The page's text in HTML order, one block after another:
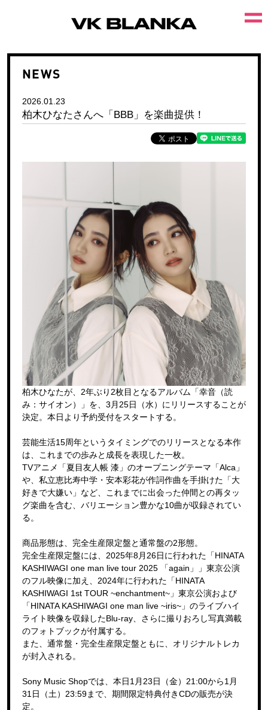
NEWS
2026.01.23
柏木ひなたさんへ「BBB」を楽曲提供！
柏木ひなたが、2年ぶり2枚目となるアルバム「幸音（読
み：サイオン）」を、3月25日（水）にリリースすることが
決定。本日より予約受付をスタートする。
芸能生活15周年というタイミングでのリリースとなる本作
は、これまでの歩みと成長を表現した一枚。
TVアニメ「夏目友人帳 漆」のオープニングテーマ「Alca」
や、私立恵比寿中学・安本彩花が作詞作曲を手掛けた「大
好きで大嫌い」など、これまでに出会った仲間との再タッ
グ楽曲を含む、バリエーション豊かな10曲が収録されてい
る。
商品形態は、完全生産限定盤と通常盤の2形態。
完全生産限定盤には、2025年8月26日に行われた「HINATA
KASHIWAGI one man live tour 2025 「again」」東京公演
のフル映像に加え、2024年に行われた「HINATA
KASHIWAGI 1st TOUR ~enchantment~」東京公演および
「HINATA KASHIWAGI one man live ~iris~」のライブハイ
ライト映像を収録したBlu-ray、さらに撮りおろし写真満載
のフォトブックが付属する。
また、通常盤・完全生産限定盤ともに、オリジナルトレカ
が封入される。
Sony Music Shopでは、本日1月23日（金）21:00から1月
31日（土）23:59まで、期間限定特典付きCDの販売が決
定。